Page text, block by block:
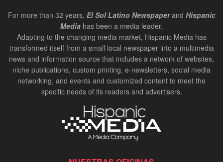
For more than 32 years, El Sol Latino Newspaperand Hispanic
Media has been a media leader.
Adapting to the changing media market, Hispanic Media has
transformed itself from a small local newspaper into a multimedia
news and information source that includes a network of websites,
niche publications, custom printing, e-newsletters, social media
networking, and events and customized content to meet the
specific needs of its readers and advertisers.